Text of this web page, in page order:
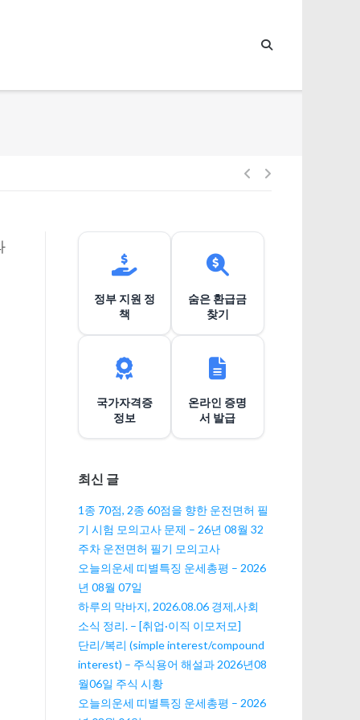
글
게
이
정부 지원 정
책
숨은 환급금
찾기
국가자격증
정보
온라인 증명
서 발급
최신 글
1종 70점, 2종 60점을 향한 운전면허 필
기 시험 모의고사 문제 – 26년 08월 32
주차 운전면허 필기 모의고사
오늘의운세 띠별특징 운세총평 – 2026
년 08월 07일
하루의 막바지, 2026.08.06 경제,사회
소식 정리. – [취업·이직 이모저모]
단리/복리 (simple interest/compound
interest) – 주식용어 해설과 2026년08
월06일 주식 시황
오늘의운세 띠별특징 운세총평 – 2026